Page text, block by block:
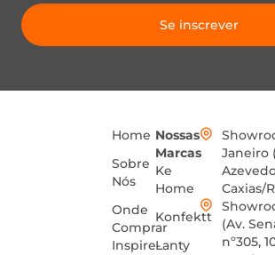
Se inscrever
Home
Sobre
Nós
Onde
Comprar
Inspire-
Nossas
Marcas
Ke
Home
Konfektt
Lanty
Janeiro
Caxias/
(Av.
nº305,